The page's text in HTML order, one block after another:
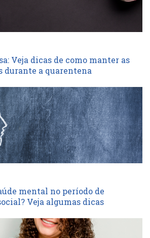
Veja dicas de como manter as
a quarentena
mental no período de
Veja algumas dicas